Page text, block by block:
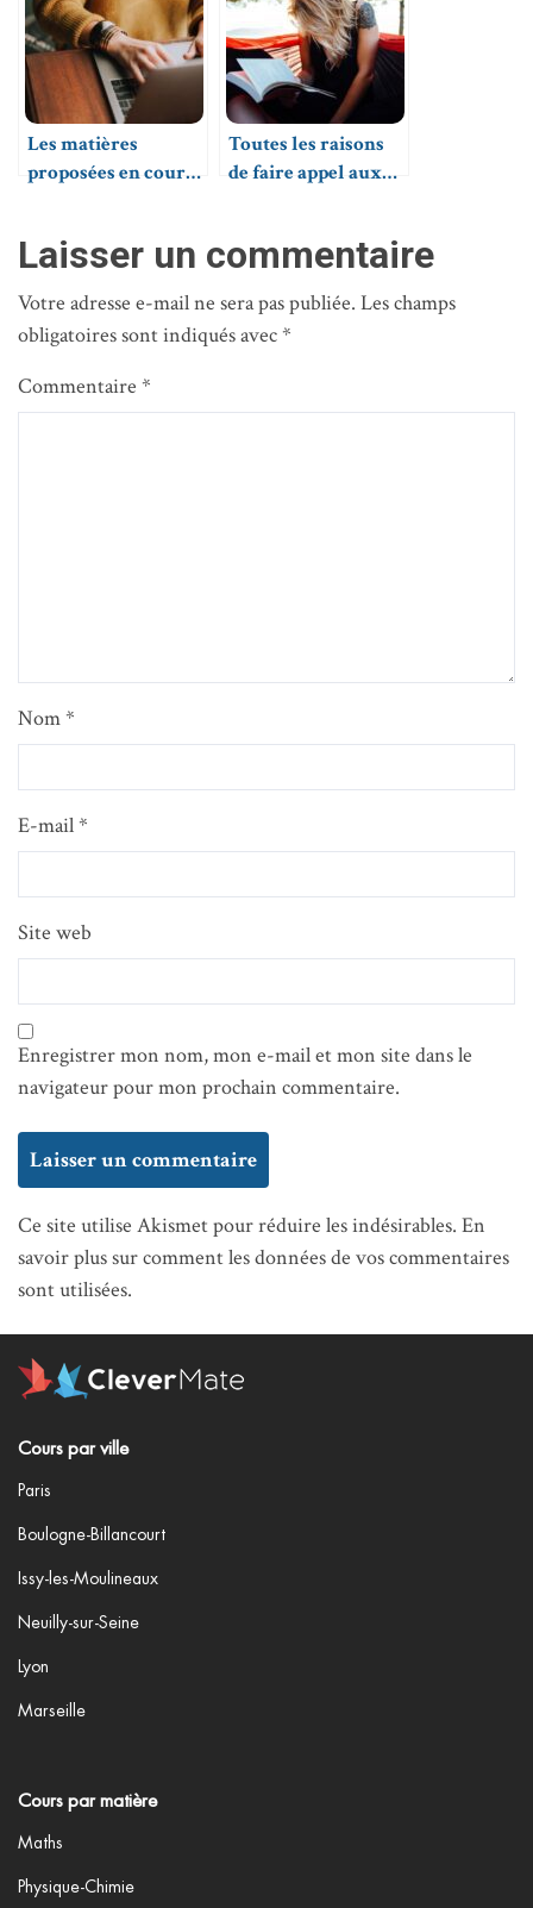
Les matières
proposées en cours
Toutes les raisons
de faire appel aux
particulier
Laisser un commentaire
Votre adresse e-mail ne sera pas publiée. Les champs
obligatoires sont indiqués avec*
Commentaire *
Nom*
E-mail*
Site web
Enregistrer mon nom, mon e-mail et mon site dans le
navigateur pour mon prochain commentaire.
Ce site utilise Akismet pour réduire les indésirables. En
savoir plus sur comment les données de vos commentaires
sont utilisées.
Cours par ville
Paris
Boulogne-Billancourt
Issy-les-Moulineaux
Neuilly-sur-Seine
Lyon
Marseille
Cours par matière
Maths
Physique-Chimie